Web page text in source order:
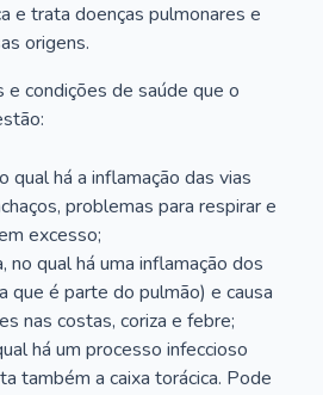
e trata doenças pulmonares e
origens.
condições de saúde que o
qual há a inflamação das vias
problemas para respirar e
excesso;
no qual há uma inflamação dos
que é parte do pulmão) e causa
nas costas, coriza e febre;
há um processo infeccioso
também a caixa torácica. Pode